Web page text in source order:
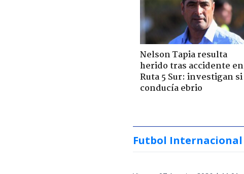
Nelson Tapia resulta
herido tras accidente en
Ruta 5 Sur: investigan si
conducía ebrio
Futbol Internacional